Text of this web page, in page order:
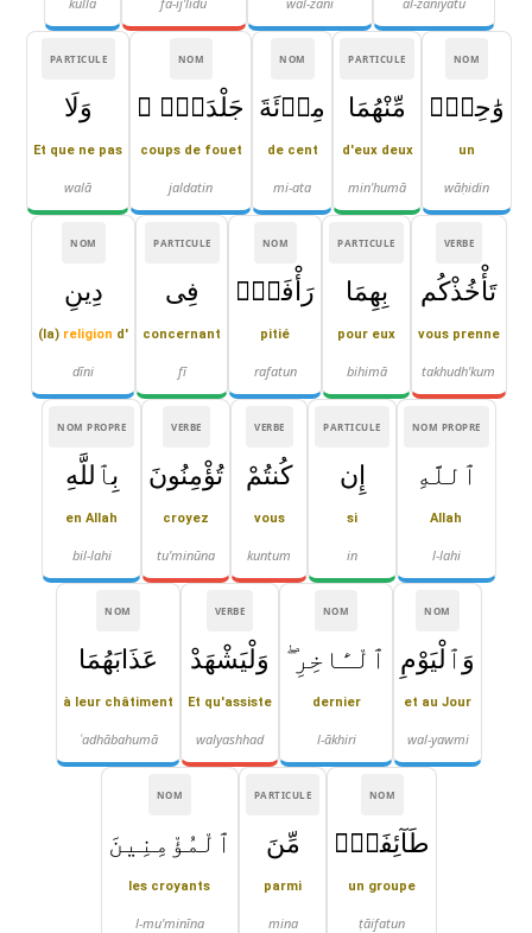
NOM
وَٰحِدٍۢ
un
wāḥidin
PARTICULE
مِّنْهُمَا
d'eux deux
min'humā
NOM
مِا۟ئَةَ
de cent
mi-ata
NOM
جَلْدَةٍۢ ۖ
coups de fouet
jaldatin
PARTICULE
وَلَا
Et que ne pas
walā
VERBE
تَأْخُذْكُم
vous prenne
takhudh'kum
PARTICULE
بِهِمَا
pour eux
bihimā
NOM
رَأْفَةٌۭ
pitié
rafatun
PARTICULE
فِى
concernant
fī
NOM
دِينِ
(la) religion d'
dīni
NOM PROPRE
ٱللَّهِ
Allah
l-lahi
PARTICULE
إِن
si
in
VERBE
كُنتُمْ
vous
kuntum
VERBE
تُؤْمِنُونَ
croyez
tu'minūna
NOM PROPRE
بِٱللَّهِ
en Allah
bil-lahi
NOM
وَٱلْيَوْمِ
et au Jour
wal-yawmi
NOM
ٱلْـَٔاخِرِ ۖ
dernier
l-ākhiri
VERBE
وَلْيَشْهَدْ
Et qu'assiste
walyashhad
NOM
عَذَابَهُمَا
à leur châtiment
ʿadhābahumā
NOM
طَآئِفَةٌۭ
un groupe
ṭāifatun
PARTICULE
مِّنَ
parmi
mina
NOM
ٱلْمُؤْمِنِينَ
les croyants
l-mu'minīna